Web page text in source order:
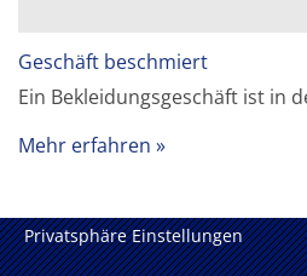
Geschäft beschmiert
Ein Bekleidungsgeschäft ist in
Mehr erfahren
Privatsphäre Einstellungen